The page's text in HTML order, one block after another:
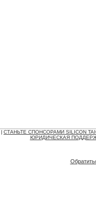
СТАНЬТЕ СПОНСОРАМИ SILICON
ЮРИДИЧЕСКАЯ